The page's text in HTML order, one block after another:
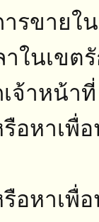
รขายใ
ในเขต
จ้าหน้าที่
อหาเพื่
อหาเพื่